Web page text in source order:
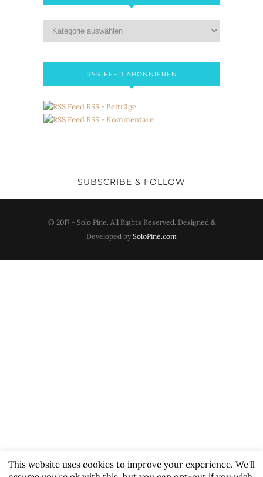
RSS-FEED ABONNIEREN
RSS - Beiträge
RSS - Kommentare
SUBSCRIBE & FOLLOW
© 2017 - Solo Pine. All Rights Reserved. Designed &
Developed by SoloPine.com
This website uses cookies to improve your experience. We'll